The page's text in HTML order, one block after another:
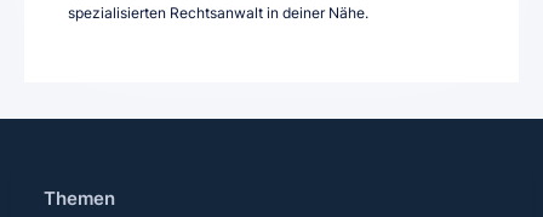
spezialisierten Rechtsanwalt in deiner Nähe.
Themen